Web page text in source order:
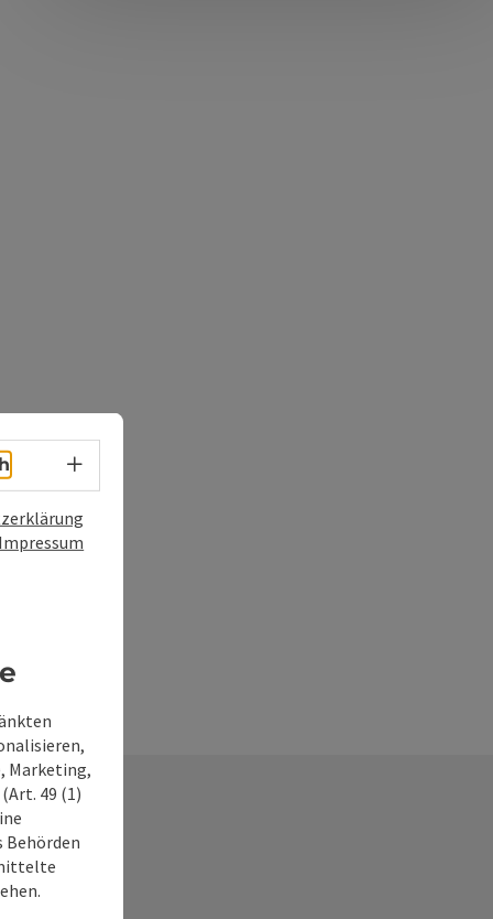
Sprachwahl - Menü öffnen
Impressum
Marketing,
49 (1)
Behörden